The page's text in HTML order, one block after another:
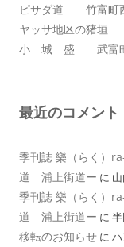
ピサダ道 竹富町
ヤッサ地区の猪垣
小 城 盛 武富町
最近のコメント
季刊誌 樂（らく）
道 浦上街道ー に
季刊誌 樂（らく）
道 浦上街道ー に
移転のお知らせ に